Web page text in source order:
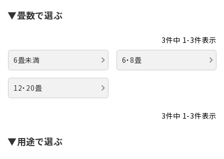
▼畳数で選ぶ
3件中 1-3件表示
6畳未満
6・8畳
12・20畳
3件中 1-3件表示
▼用途で選ぶ